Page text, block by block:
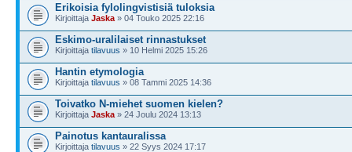
Erikoisia fylolingvistisiä tuloksia
Kirjoittaja Jaska » 04 Touko 2025 22:16
Eskimo-uralilaiset rinnastukset
Kirjoittaja tilavuus » 10 Helmi 2025 15:26
Hantin etymologia
Kirjoittaja tilavuus » 08 Tammi 2025 14:36
Toivatko N-miehet suomen kielen?
Kirjoittaja Jaska » 24 Joulu 2024 13:13
Painotus kantauralissa
Kirjoittaja tilavuus » 22 Syys 2024 17:17